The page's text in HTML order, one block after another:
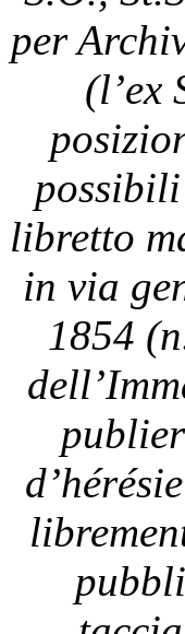
per
(l’ex
libretto
in via
1854